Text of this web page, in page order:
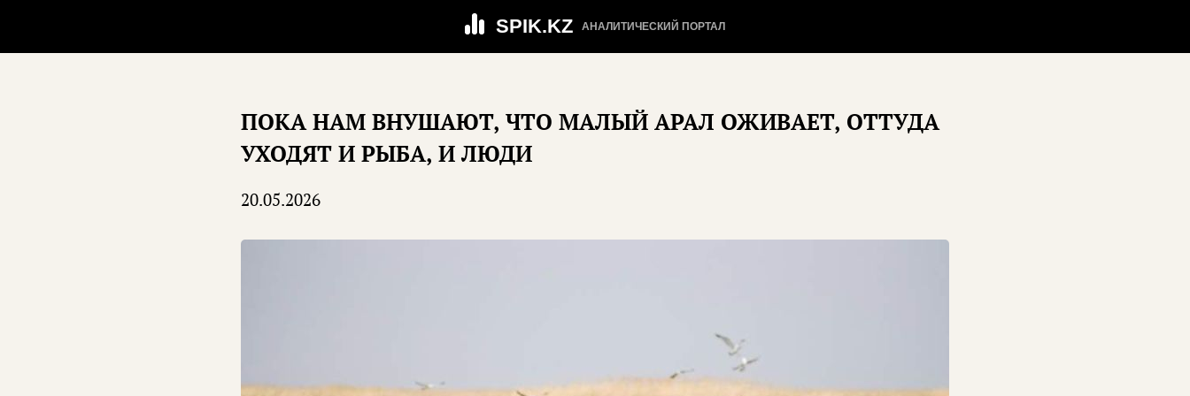
SPIK.KZ АНАЛИТИЧЕСКИЙ ПОРТАЛ
ПОКА НАМ ВНУШАЮТ, ЧТО МАЛЫЙ АРАЛ ОЖИВАЕТ, ОТТУДА
УХОДЯТ И РЫБА, И ЛЮДИ
20.05.2026